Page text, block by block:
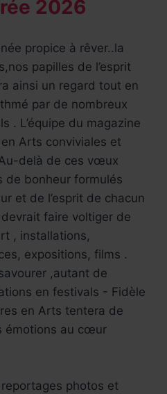
2026
propice à rêver..la
papilles de l’esprit
ainsi un regard tout en
par de nombreux
. L’équipe du magazine
Arts conviviales et
delà de ces vœux
de bonheur formulés
et de l’esprit de chacun
faire voltiger de
, installations,
expositions, films .
,autant de
en festivals - Fidèle
en Arts tentera de
émotions au cœur
photos et